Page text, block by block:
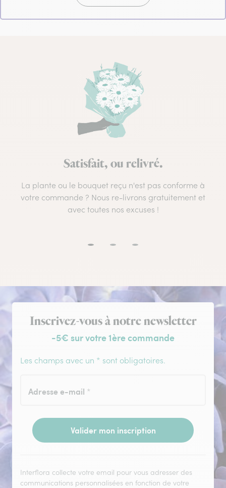
Satisfait, ou relivré.
La plante ou le bouquet reçu n'est pas conforme à
votre commande ? Nous re-livrons gratuitement et
avec toutes nos excuses !
Inscription à la newsletter
Inscrivez-vous à notre newsletter
-5€ sur votre 1ère commande
Les champs avec un * sont obligatoires.
Adresse e-mail *
Valider mon inscription
Interflora collecte votre email pour vous adresser des
communications personnalisées en fonction de votre